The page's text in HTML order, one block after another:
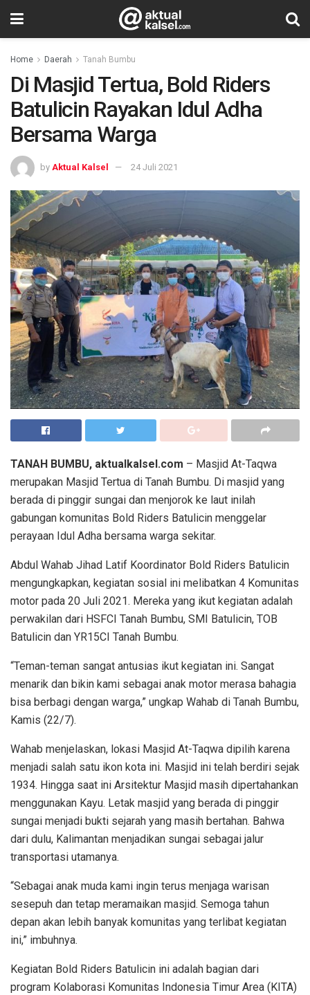
Home Daerah Tanah Bumbu
Di Masjid Tertua, Bold Riders
Batulicin Rayakan Idul Adha
Bersama Warga
by Aktual Kalsel 24 Juli 2021
TANAH BUMBU, aktualkalsel.com – Masjid At-Taqwa
merupakan Masjid Tertua di Tanah Bumbu. Di masjid yang
berada di pinggir sungai dan menjorok ke laut inilah
gabungan komunitas Bold Riders Batulicin menggelar
perayaan Idul Adha bersama warga sekitar.
Abdul Wahab Jihad Latif Koordinator Bold Riders Batulicin
mengungkapkan, kegiatan sosial ini melibatkan 4 Komunitas
motor pada 20 Juli 2021. Mereka yang ikut kegiatan adalah
perwakilan dari HSFCI Tanah Bumbu, SMI Batulicin, TOB
Batulicin dan YR15CI Tanah Bumbu.
“Teman-teman sangat antusias ikut kegiatan ini. Sangat
menarik dan bikin kami sebagai anak motor merasa bahagia
bisa berbagi dengan warga,” ungkap Wahab di Tanah Bumbu,
Kamis (22/7).
Wahab menjelaskan, lokasi Masjid At-Taqwa dipilih karena
menjadi salah satu ikon kota ini. Masjid ini telah berdiri sejak
1934. Hingga saat ini Arsitektur Masjid masih dipertahankan
menggunakan Kayu. Letak masjid yang berada di pinggir
sungai menjadi bukti sejarah yang masih bertahan. Bahwa
dari dulu, Kalimantan menjadikan sungai sebagai jalur
transportasi utamanya.
“Sebagai anak muda kami ingin terus menjaga warisan
sesepuh dan tetap meramaikan masjid. Semoga tahun
depan akan lebih banyak komunitas yang terlibat kegiatan
ini,” imbuhnya.
Kegiatan Bold Riders Batulicin ini adalah bagian dari
program Kolaborasi Komunitas Indonesia Timur Area (KITA)